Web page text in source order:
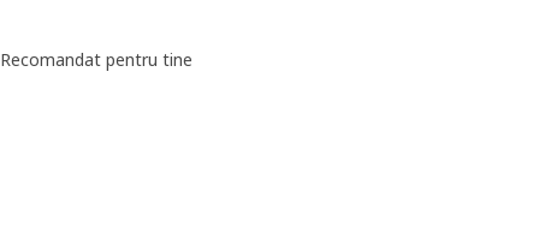
Recomandat pentru tine